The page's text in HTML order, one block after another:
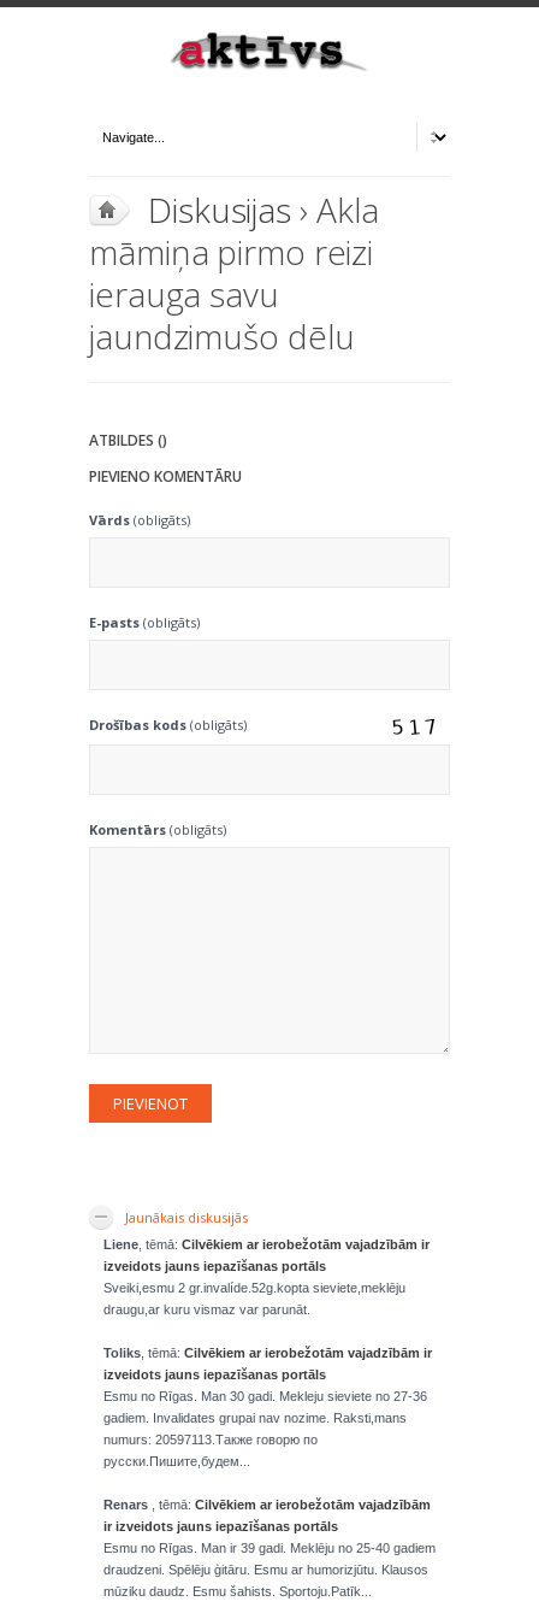
Diskusijas › Akla
māmiņa pirmo reizi
ierauga savu
jaundzimušo dēlu
ATBILDES ()
PIEVIENO KOMENTĀRU
Vārds (obligāts)
E-pasts (obligāts)
Drošības kods (obligāts)
Komentārs (obligāts)
Jaunākais diskusijās
Liene , tēmā: Cilvēkiem ar ierobežotām vajadzībām ir
izveidots jauns iepazīšanas portāls
Sveiki,esmu 2 gr.invalíde.52g.kopta sieviete,meklēju
draugu,ar kuru vismaz var parunāt.
Toliks , tēmā: Cilvēkiem ar ierobežotām vajadzībām ir
izveidots jauns iepazīšanas portāls
Esmu no Rīgas. Man 30 gadi. Mekleju sieviete no 27-36
gadiem. Invalidates grupai nav nozime. Raksti,mans
numurs: 20597113.Также говорю по
русски.Пишите,будем...
Renars , tēmā: Cilvēkiem ar ierobežotām vajadzībām
ir izveidots jauns iepazīšanas portāls
Esmu no Rīgas. Man ir 39 gadi. Meklēju no 25-40 gadiem
draudzeni. Spēlēju ģitāru. Esmu ar humorizjūtu. Klausos
mūziku daudz. Esmu šahists. Sportoju.Patīk...